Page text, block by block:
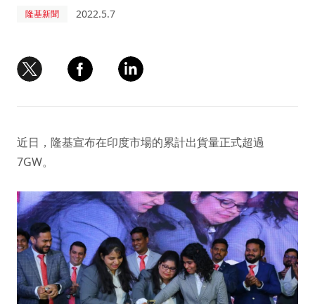
隆基新聞 2022.5.7
近日，隆基宣布在印度市場的累計出貨量正式超過
7GW。